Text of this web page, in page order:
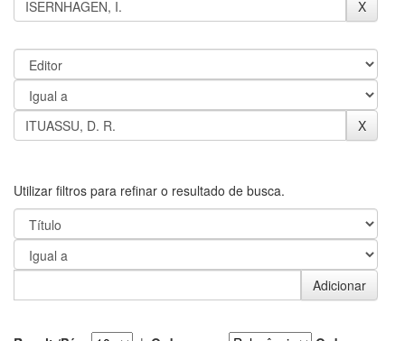
Utilizar filtros para refinar o resultado de busca.